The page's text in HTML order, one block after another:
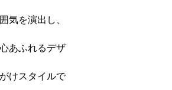
気を演出し、
あふれるデザ
けスタイルで